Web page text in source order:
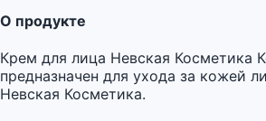
О продукте
Крем для лица Невская Косметика
предназначен для ухода за кожей
Невская Косметика.